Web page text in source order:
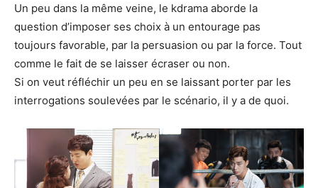
Un peu dans la même veine, le kdrama aborde la
question d’imposer ses choix à un entourage pas
toujours favorable, par la persuasion ou par la force. Tout
comme le fait de se laisser écraser ou non.
Si on veut réfléchir un peu en se laissant porter par les
interrogations soulevées par le scénario, il y a de quoi.